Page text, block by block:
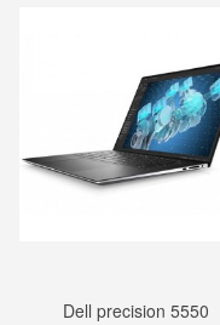
Dell precision 5550